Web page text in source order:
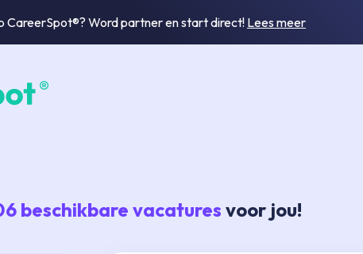
CareerSpot®? Word partner en start direct! Lees meer
beschikbare vacatures voor jou!